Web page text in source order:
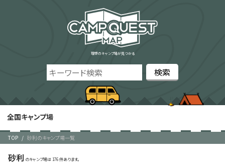
理想のキャンプ場が見つかる
全国キャンプ場
TOP 砂利のキャンプ場一覧
砂利 176